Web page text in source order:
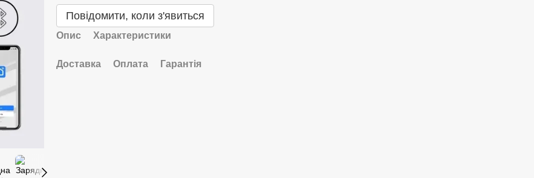
Повідомити, коли з'явиться
Опис Характеристики
Доставка Оплата Гарантія